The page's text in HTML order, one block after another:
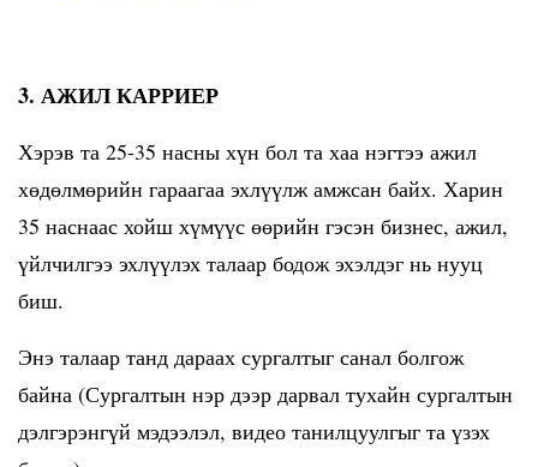
3. АЖИЛ КАРРИЕР
Хэрэв та 25-35 насны хүн бол та хаа нэгтээ ажил
хөдөлмөрийн гараагаа эхлүүлж амжсан байх. Харин
35 наснаас хойш хүмүүс өөрийн гэсэн бизнес, ажил,
үйлчилгээ эхлүүлэх талаар бодож эхэлдэг нь нууц
биш.
Энэ талаар танд дараах сургалтыг санал болгож
байна (Сургалтын нэр дээр дарвал тухайн сургалтын
дэлгэрэнгүй мэдээлэл, видео танилцуулгыг та үзэх